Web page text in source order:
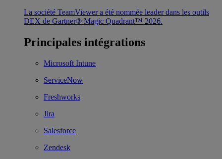
La société TeamViewer a été nommée leader dans les outils
DEX de Gartner® Magic Quadrant™ 2026.
Principales intégrations
Microsoft Intune
ServiceNow
Freshworks
Jira
Salesforce
Zendesk